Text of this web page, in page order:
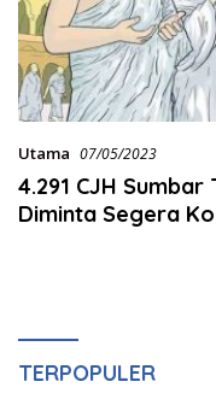
Utama 07/05/2023
4.291 CJH Sumbar
Diminta Segera
TERPOPULER